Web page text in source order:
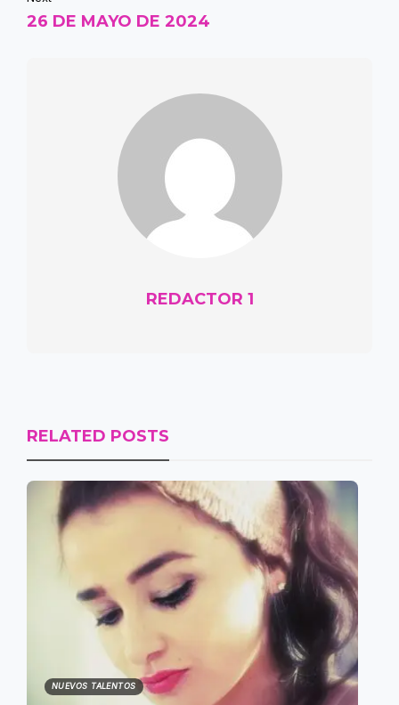
26 DE MAYO DE 2024
REDACTOR 1
RELATED POSTS
NUEVOS TALENTOS